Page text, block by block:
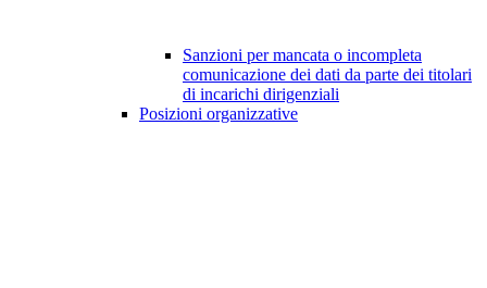
Sanzioni per mancata o incompleta
comunicazione dei dati da parte dei titolari
di incarichi dirigenziali
Posizioni organizzative